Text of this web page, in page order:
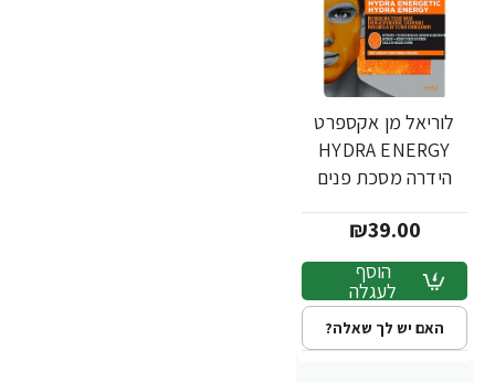
לוריאל מן אקספרט
HYDRA ENERGY
הידרה מסכת פנים
L'OREAL
₪39.00
הוסף
לעגלה
האם יש לך שאלה?